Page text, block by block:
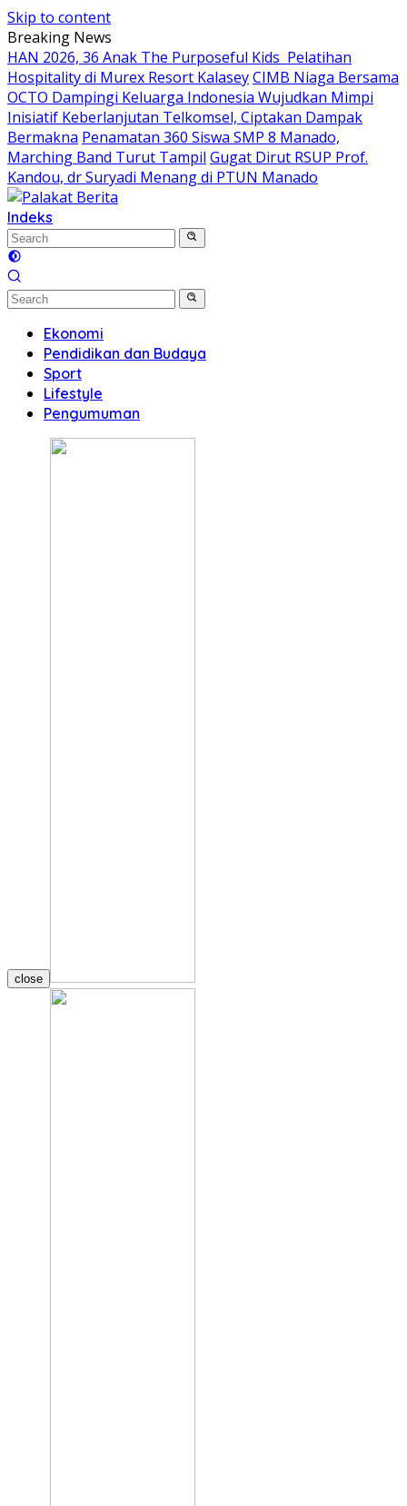
Skip to content
Breaking News
HAN 2026, 36 Anak The Purposeful Kids Pelatihan
Hospitality di Murex Resort KalaseyCIMB Niaga Bersama
OCTO Dampingi Keluarga Indonesia Wujudkan Mimpi
Inisiatif Keberlanjutan Telkomsel, Ciptakan Dampak
Bermakna Penamatan 360 Siswa SMP 8 Manado,
Marching Band Turut Tampil Gugat Dirut RSUP Prof.
Kandou, dr Suryadi Menang di PTUN Manado
Indeks
Ekonomi
Pendidikan dan Budaya
Sport
Lifestyle
Pengumuman
close